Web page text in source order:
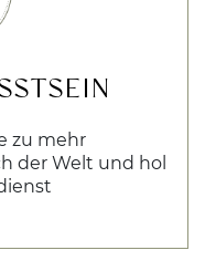
zu mehr
der Welt und hol